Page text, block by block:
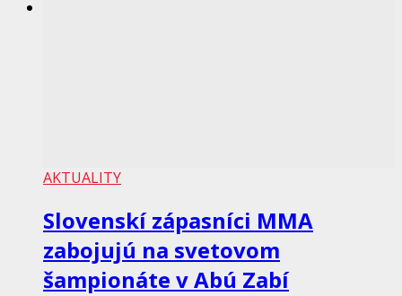
AKTUALITY
Slovenskí zápasníci MMA
zabojujú na svetovom
šampionáte v Abú Zabí